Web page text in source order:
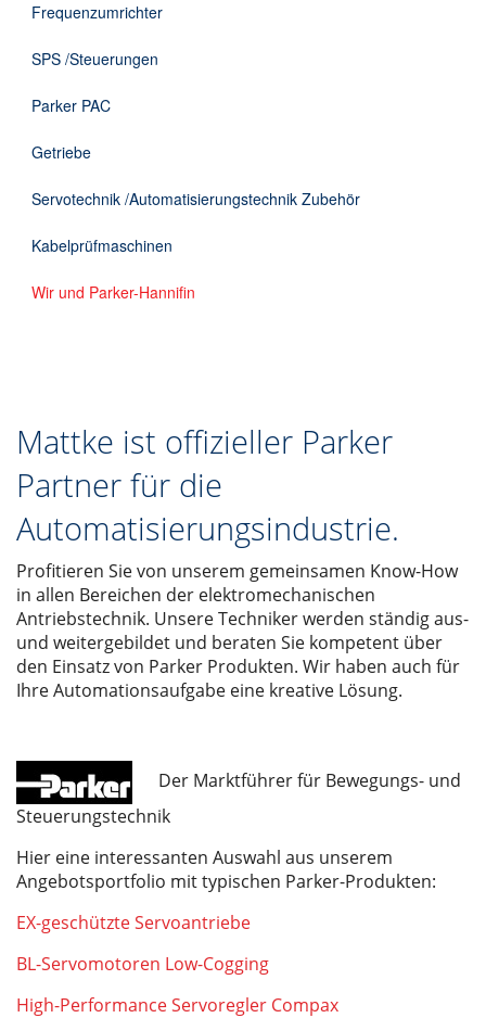
Frequenzumrichter
SPS /Steuerungen
Parker PAC
Getriebe
Servotechnik /Automatisierungstechnik Zubehör
Kabelprüfmaschinen
Wir und Parker-Hannifin
Mattke ist offizieller Parker
Partner für die
Automatisierungsindustrie.
Profitieren Sie von unserem gemeinsamen Know-How
in allen Bereichen der elektromechanischen
Antriebstechnik. Unsere Techniker werden ständig aus-
und weitergebildet und beraten Sie kompetent über
den Einsatz von Parker Produkten. Wir haben auch für
Ihre Automationsaufgabe eine kreative Lösung.
Der Marktführer für Bewegungs- und
Steuerungstechnik
Hier eine interessanten Auswahl aus unserem
Angebotsportfolio mit typischen Parker-Produkten:
EX-geschützte Servoantriebe
BL-Servomotoren Low-Cogging
High-Performance Servoregler Compax